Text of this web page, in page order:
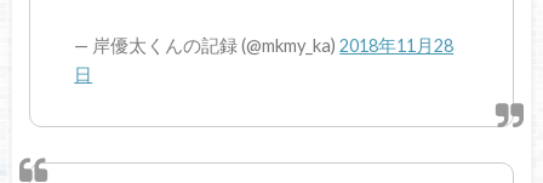
— 岸優太くんの記録 (@mkmy_ka)2018年11月28
日